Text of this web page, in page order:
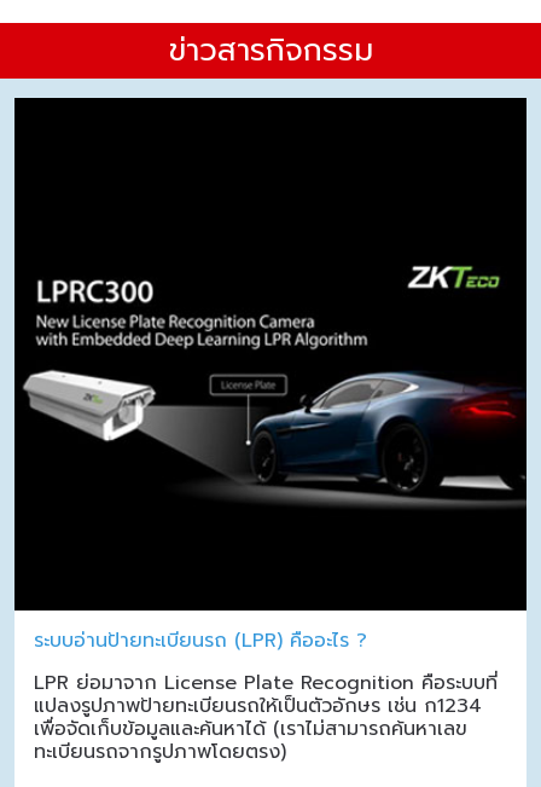
ข่าวสารกิจกรรม
ระบบอ่านป้ายทะเบียนรถ (LPR) คืออะไร ?
LPR ย่อมาจาก License Plate Recognition คือระบบที่
แปลงรูปภาพป้ายทะเบียนรถให้เป็นตัวอักษร เช่น ก1234
เพื่อจัดเก็บข้อมูลและค้นหาได้ (เราไม่สามารถค้นหาเลข
ทะเบียนรถจากรูปภาพโดยตรง)